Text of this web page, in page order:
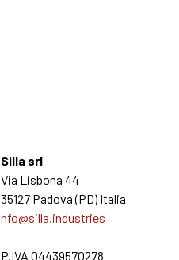
Silla srl
Via Lisbona 44
35127 Padova (PD) Italia
nfo@silla.industries
P.IVA 04439570278